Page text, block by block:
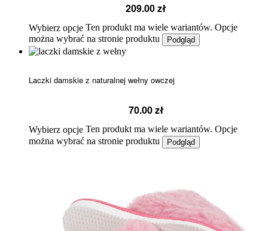
209.00zł
Wybierz opcje Ten produkt ma wiele wariantów. Opcje
można wybrać na stronie produktu
Podgląd
Laczki damskie z naturalnej wełny owczej
70.00zł
Wybierz opcje Ten produkt ma wiele wariantów. Opcje
można wybrać na stronie produktu
Podgląd